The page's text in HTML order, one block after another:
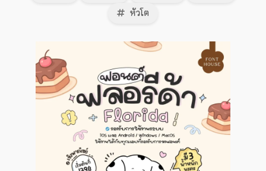
หัวโต